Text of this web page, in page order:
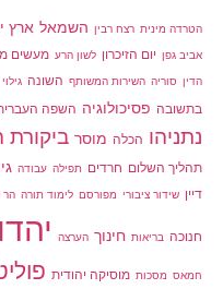
הטרדה מינית רצח רבין השמאל ארץ
אביב גפן יום הזיכרון לשון הרע מעשים
הדין סוריה השירות המשותף השונה גילוי
בתשובה פסיכולוגיה השפה
נתניהו הכלה מוסר
תהליך השלום חרדים תפילה עבודה
דיין שידור ציבורי מפורסם לימוד תורה הר
חנוכה בריאות חינוך הערצה
חמאס מסכות מוסיקה יהודית